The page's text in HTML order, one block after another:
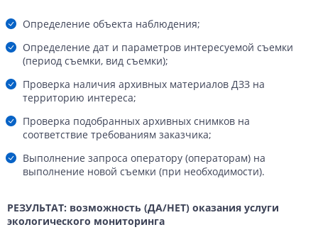
Определение объекта наблюдения;
Определение дат и параметров интересуемой съемки
(период съемки, вид съемки);
Проверка наличия архивных материалов ДЗЗ на
территорию интереса;
Проверка подобранных архивных снимков на
соответствие требованиям заказчика;
Выполнение запроса оператору (операторам) на
выполнение новой съемки (при необходимости).
РЕЗУЛЬТАТ: возможность (ДА/НЕТ) оказания услуги
экологического мониторинга